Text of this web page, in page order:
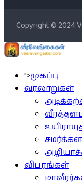
Copyright © 2024
">முகப்பு
வரலாறுகள்
விபரங்கள்